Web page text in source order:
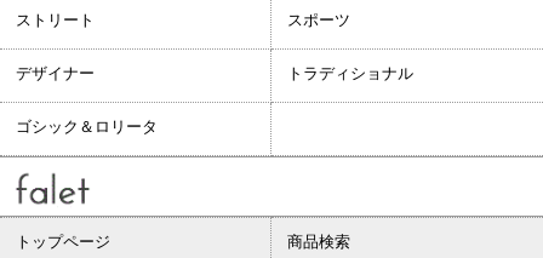
ストリート スポーツ
デザイナー トラディショナル
ゴシック＆ロリータ
トップページ 商品検索